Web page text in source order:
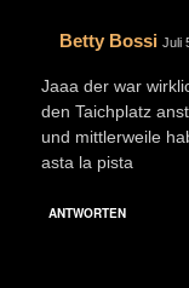
Betty Bossi Juli
Jaaa der war
den Taichplatz
und mittlerweile
asta la pista
ANTWORTEN